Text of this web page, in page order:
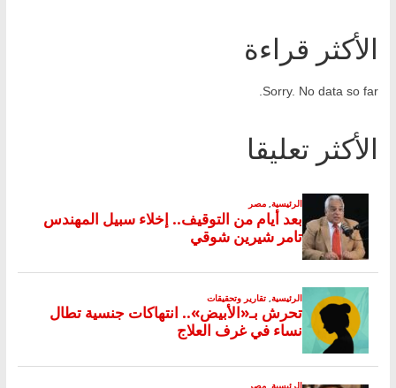
الأكثر قراءة
Sorry. No data so far.
الأكثر تعليقا